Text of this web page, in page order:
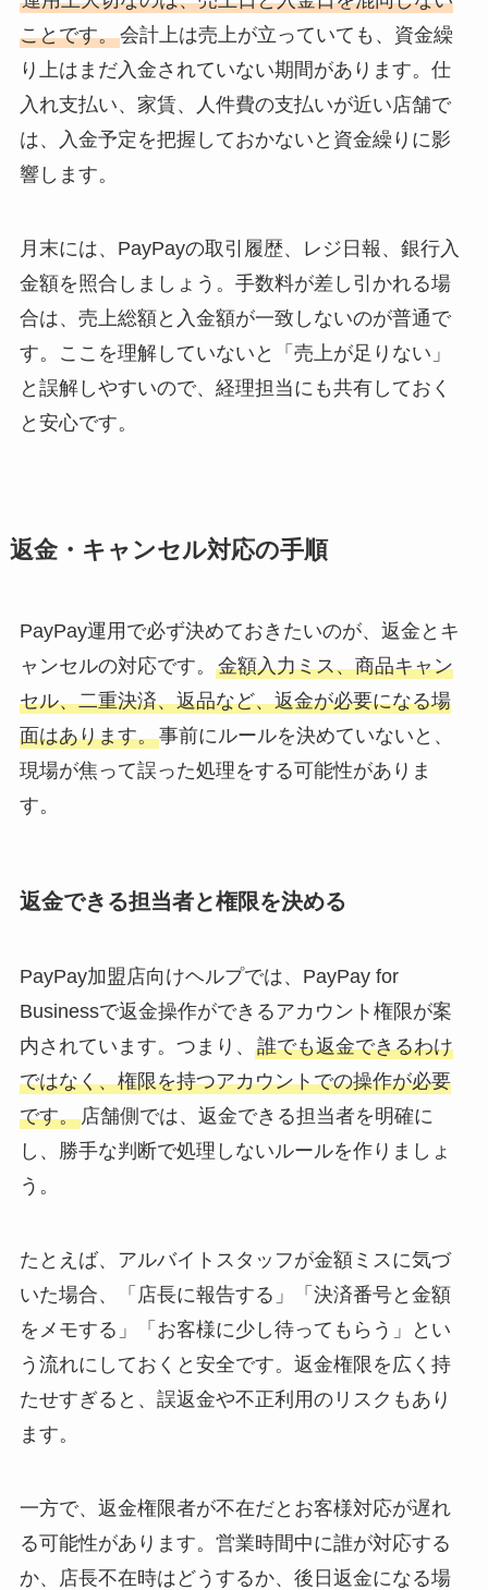
ことです。会計上は売上が立っていても、資金繰
り上はまだ入金されていない期間があります。仕
入れ支払い、家賃、人件費の支払いが近い店舗で
は、入金予定を把握しておかないと資金繰りに影
響します。
月末には、PayPayの取引履歴、レジ日報、銀行入
金額を照合しましょう。手数料が差し引かれる場
合は、売上総額と入金額が一致しないのが普通で
す。ここを理解していないと「売上が足りない」
と誤解しやすいので、経理担当にも共有しておく
と安心です。
返金・キャンセル対応の手順
PayPay運用で必ず決めておきたいのが、返金とキ
ャンセルの対応です。 金額入力ミス、商品キャン
セル、二重決済、返品など、返金が必要になる場
面はあります。事前にルールを決めていないと、
現場が焦って誤った処理をする可能性がありま
す。
返金できる担当者と権限を決める
PayPay加盟店向けヘルプでは、PayPay for
Businessで返金操作ができるアカウント権限が案
内されています。つまり、 誰でも返金できるわけ
ではなく、権限を持つアカウントでの操作が必要
です。店舗側では、返金できる担当者を明確に
し、勝手な判断で処理しないルールを作りましょ
う。
たとえば、アルバイトスタッフが金額ミスに気づ
いた場合、「店長に報告する」「決済番号と金額
をメモする」「お客様に少し待ってもらう」とい
う流れにしておくと安全です。返金権限を広く持
たせすぎると、誤返金や不正利用のリスクもあり
ます。
一方で、返金権限者が不在だとお客様対応が遅れ
る可能性があります。営業時間中に誰が対応する
か、店長不在時はどうするか、後日返金になる場